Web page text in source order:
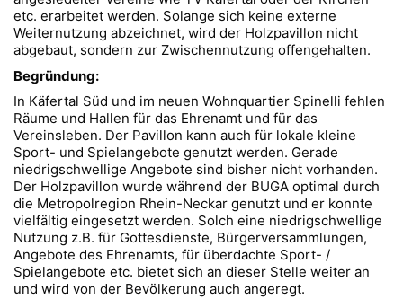
etc. erarbeitet werden. Solange sich keine externe
Weiternutzung abzeichnet, wird der Holzpavillon nicht
abgebaut, sondern zur Zwischennutzung offengehalten.
Begründung:
In Käfertal Süd und im neuen Wohnquartier Spinelli fehlen
Räume und Hallen für das Ehrenamt und für das
Vereinsleben. Der Pavillon kann auch für lokale kleine
Sport- und Spielangebote genutzt werden. Gerade
niedrigschwellige Angebote sind bisher nicht vorhanden.
Der Holzpavillon wurde während der BUGA optimal durch
die Metropolregion Rhein-Neckar genutzt und er konnte
vielfältig eingesetzt werden. Solch eine niedrigschwellige
Nutzung z.B. für Gottesdienste, Bürgerversammlungen,
Angebote des Ehrenamts, für überdachte Sport- /
Spielangebote etc. bietet sich an dieser Stelle weiter an
und wird von der Bevölkerung auch angeregt.